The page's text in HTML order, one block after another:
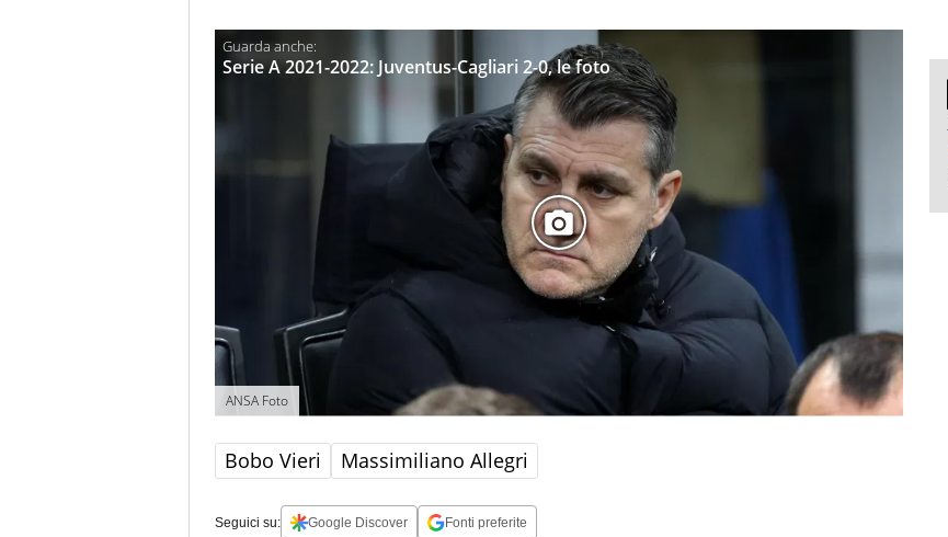
Serie A 2021-2022: Juventus-Cagliari 2-0, le foto
ANSA Foto
Bobo Vieri Massimiliano Allegri
Seguici su: Google Discover Fonti preferite